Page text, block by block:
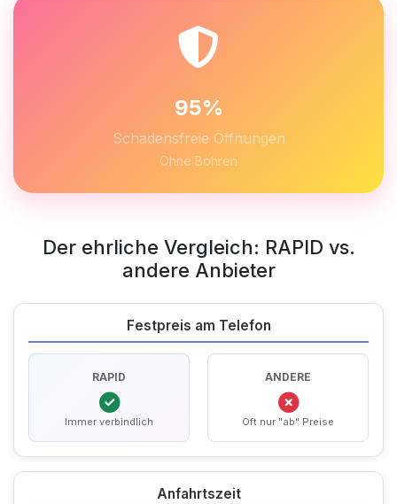
95%
Schadensfreie Öffnungen
Ohne Bohren
Der ehrliche Vergleich: RAPID vs.
andere Anbieter
Festpreis am Telefon
RAPID
Immer verbindlich
ANDERE
Oft nur "ab" Preise
Anfahrtszeit